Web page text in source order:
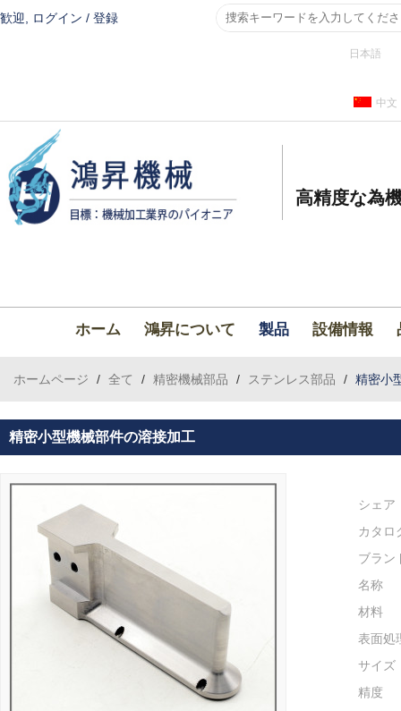
歓迎, ログイン / 登録
日本語
中文
高精度な為
ホーム 鴻昇について 製品 設備情報
ホームページ / 全て / 精密機械部品 / ステンレス部品 / 精密小
精密小型機械部件の溶接加工
シェア
カタロ
ブラン
名称
材料
表面処
サイズ
精度